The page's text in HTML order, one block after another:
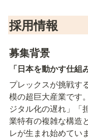
採用情報
募集背景
「日本を動かす仕組
プレックスが挑戦す
模の超巨大産業です
ジタル化の遅れ」「
業特有の複雑な構造
レが生まれ始めてい